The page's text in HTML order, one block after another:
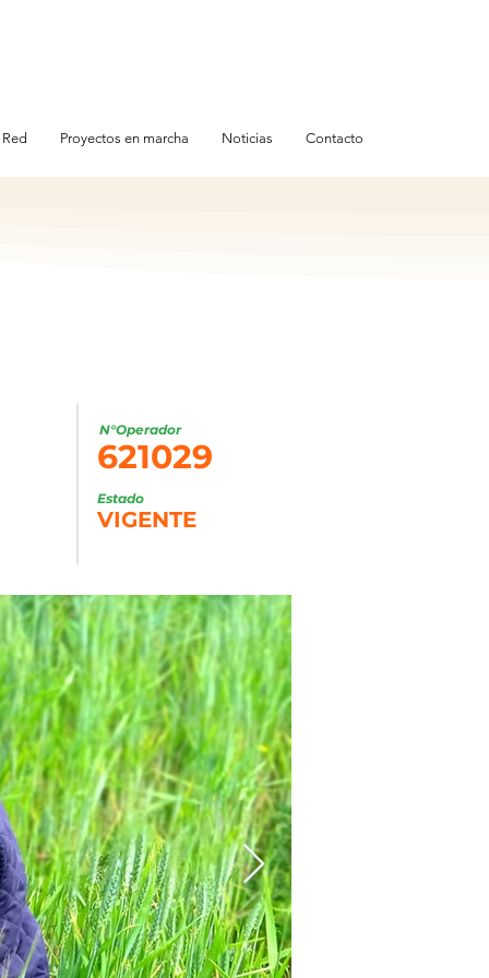
Proyectos en marcha Noticias Contacto
N°Operador
621029
VIGENTE
Estado